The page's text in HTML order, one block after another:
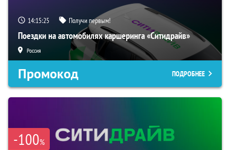
14:15:24 Получи первым!
Поездки на автомобилях каршеринга «Ситидрайв»
Россия
Промокод ПОДРОБНЕЕ
-100%